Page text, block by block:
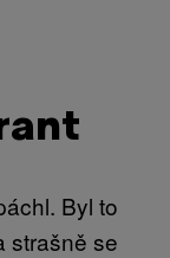
Byl to
strašně se